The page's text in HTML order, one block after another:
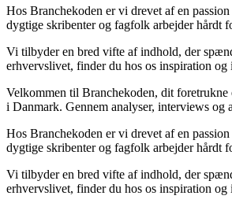
Hos Branchekoden er vi drevet af en
dygtige skribenter og fagfolk arbejder hårdt
Vi tilbyder en bred vifte af indhold, der
erhvervslivet, finder du hos os inspiration
Velkommen til Branchekoden, dit
i Danmark. Gennem analyser, interviews
Hos Branchekoden er vi drevet af en
dygtige skribenter og fagfolk arbejder hårdt
Vi tilbyder en bred vifte af indhold, der
erhvervslivet, finder du hos os inspiration